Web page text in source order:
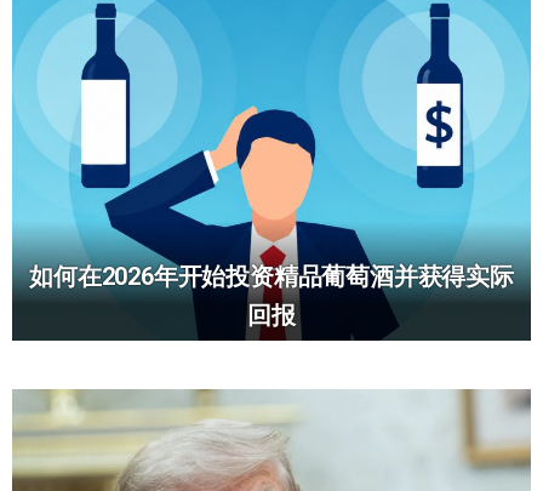
如何在2026年开始投资精品葡萄酒并获得实际
回报